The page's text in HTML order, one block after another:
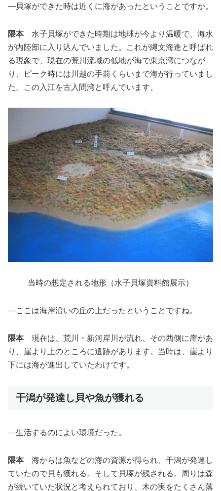
―貝塚ができた時は近くに海があったということですか。
隈本水子貝塚ができた時期は地球が今より温暖で、海水
が内陸部に入り込んでいました。これが縄文海進と呼ばれ
る現象で、現在の荒川流域の低地が海で東京湾につなが
り、ピーク時には川越の手前くらいまで海が行っていまし
た。この入江を古入間湾と呼んでいます。
当時の想定される地形（水子貝塚資料館展示）
―ここは海岸沿いの丘の上だったということですね。
隈本現在は、荒川・新河岸川が流れ、その西側に崖があ
り、崖より上のところに遺跡があります。当時は、崖より
下には海が進出していたわけです。
干潟が発達し貝や魚が獲れる
―生活するのによい環境だった。
隈本海からは魚などの海の資源が得られ、干潟が発達し
ていたので貝も獲れる。そして貝塚が残される。周りは森
が続いていた状況と考えられており、木の実をたくさん落